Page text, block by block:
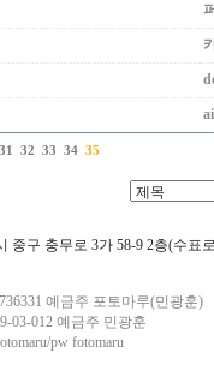
31 32 33 34 35
중구 충무로 3가 58-9 2층(수
예금주 포토마루(민광훈)
03-012 예금주 민광훈
pw fotomaru